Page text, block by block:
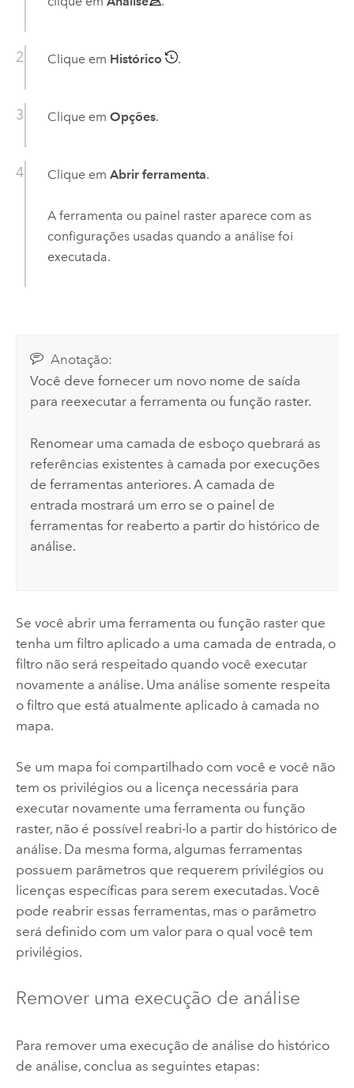
Clique em Histórico .
Clique em Opções.
Clique em Abrir ferramenta.
A ferramenta ou painel raster aparece com as
configurações usadas quando a análise foi
executada.
Anotação:
Você deve fornecer um novo nome de saída
para reexecutar a ferramenta ou função raster.
Renomear uma camada de esboço quebrará as
referências existentes à camada por execuções
de ferramentas anteriores. A camada de
entrada mostrará um erro se o painel de
ferramentas for reaberto a partir do histórico de
análise.
Se você abrir uma ferramenta ou função raster que
tenha um filtro aplicado a uma camada de entrada, o
filtro não será respeitado quando você executar
novamente a análise. Uma análise somente respeita
o filtro que está atualmente aplicado à camada no
mapa.
Se um mapa foi compartilhado com você e você não
tem os privilégios ou a licença necessária para
executar novamente uma ferramenta ou função
raster, não é possível reabri-lo a partir do histórico de
análise. Da mesma forma, algumas ferramentas
possuem parâmetros que requerem privilégios ou
licenças específicas para serem executadas. Você
pode reabrir essas ferramentas, mas o parâmetro
será definido com um valor para o qual você tem
privilégios.
Remover uma execução de análise
Para remover uma execução de análise do histórico
de análise, conclua as seguintes etapas: